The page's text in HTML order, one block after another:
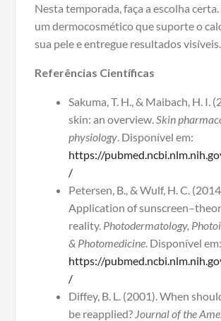
Nesta temporada, faça a escolha
um dermocosmético que suporte o
sua pele e entregue resultados visíveis.
Referências Científicas
Sakuma, T. H., & Maibach, H. I.
skin: an overview.Skin
physiology. Disponível em:
https://
/
Petersen, B., & Wulf, H. C.
Application of
reality. Photodermatology,
& Photomedicine. Disponível em:
https://
/
Diffey, B. L. (2001). When
be reapplied? Journal of the